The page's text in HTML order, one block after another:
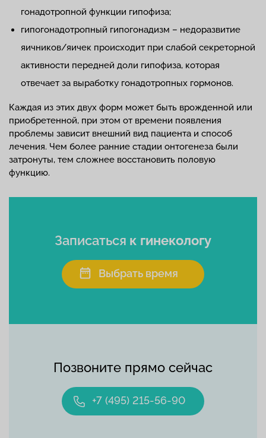
гонадотропной функции гипофиза;
гипогонадотропный гипогонадизм – недоразвитие
яичников/яичек происходит при слабой секреторной
активности передней доли гипофиза, которая
отвечает за выработку гонадотропных гормонов.
Каждая из этих двух форм может быть врожденной или
приобретенной, при этом от времени появления
проблемы зависит внешний вид пациента и способ
лечения. Чем более ранние стадии онтогенеза были
затронуты, тем сложнее восстановить половую
функцию.
Позвоните прямо сейчас
+7 (495) 215-56-90
Записаться к гинекологу
Выбрать время